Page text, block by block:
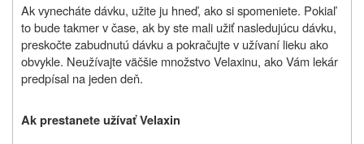
Ak vynecháte dávku, užite ju hneď, ako si spomeniete. Pokiaľ
to bude takmer v čase, ak by ste mali užiť nasledujúcu dávku,
preskočte zabudnutú dávku a pokračujte v užívaní lieku ako
obvykle. Neužívajte väčšie množstvo Velaxinu, ako Vám lekár
predpísal na jeden deň.
Ak prestanete užívať Velaxin